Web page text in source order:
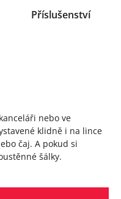
Příslušenství
nebo ve
klidně i na lince
čaj. A pokud si
šálky.